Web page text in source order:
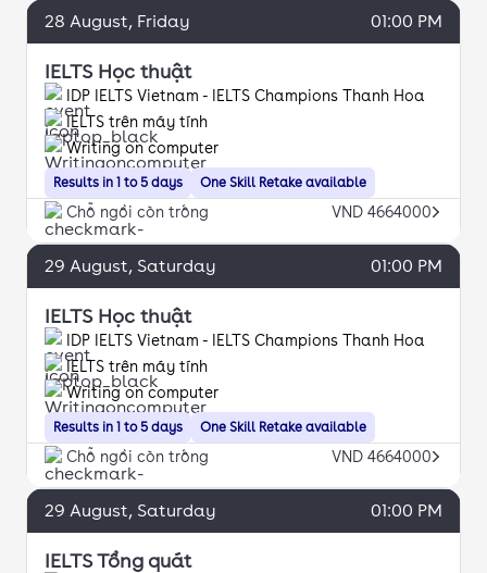
28 August, Friday 01:00 PM
IELTS Học thuật
IDP IELTS Vietnam - IELTS Champions Thanh Hoa
Results in 1 to 5 days
IELTS trên máy tính
Writing on computer
One Skill Retake available
Chỗ ngồi còn trống VND 4664000
29 August, Saturday 01:00 PM
IELTS Học thuật
IDP IELTS Vietnam - IELTS Champions Thanh Hoa
Results in 1 to 5 days
IELTS trên máy tính
Writing on computer
One Skill Retake available
Chỗ ngồi còn trống VND 4664000
29 August, Saturday 01:00 PM
IELTS Tổng quát